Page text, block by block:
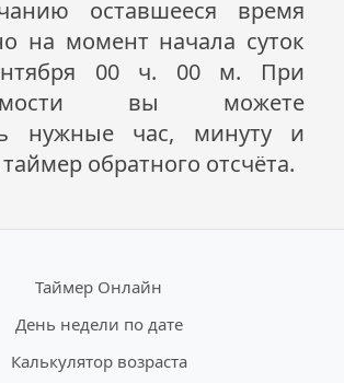
оставшееся время
на момент начала суток
00 ч. 00 м. При
вы можете
нужные час, минуту и
обратного отсчёта.
Таймер Онлайн
День недели по дате
Калькулятор возраста